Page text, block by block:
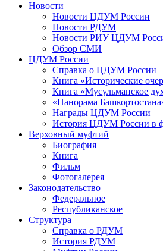
Новости
Новости ЦДУМ России
Новости РДУМ
Новости РИУ ЦДУМ
Обзор СМИ
ЦДУМ России
Справка о ЦДУМ России
Книга «Исторические
Книга «Мусульманское
«Панорама
Награды ЦДУМ России
История ЦДУМ России в
Верховный муфтий
Биография
Книга
Фильм
Фотогалерея
Законодательство
Федеральное
Республиканское
Структура
Справка о РДУМ
История РДУМ